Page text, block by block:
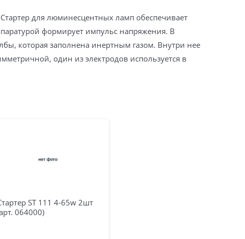
для люминесцентных ламп обеспечивает
формирует импульс напряжения. В
которая заполнена инертным газом. Внутри нее
один из электродов используется в
ST 111 4-65w 2шт
064000)